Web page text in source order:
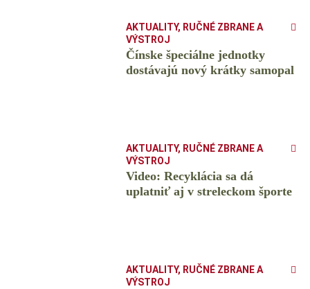
AKTUALITY, RUČNÉ ZBRANE A
VÝSTROJ
Čínske špeciálne jednotky
dostávajú nový krátky samopal
AKTUALITY, RUČNÉ ZBRANE A
VÝSTROJ
Video: Recyklácia sa dá
uplatniť aj v streleckom športe
AKTUALITY, RUČNÉ ZBRANE A
VÝSTROJ